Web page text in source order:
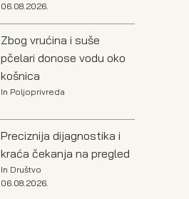
06.08.2026.
Zbog vrućina i suše
pčelari donose vodu oko
košnica
In Poljoprivreda
Preciznija dijagnostika i
kraća čekanja na pregled
In Društvo
06.08.2026.